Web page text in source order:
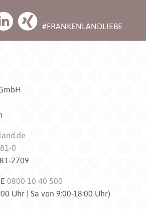
#FRANKENLANDLIEBE
0
2709
0800 10 40 500
Uhr | Sa von 9:00-18:00 Uhr)